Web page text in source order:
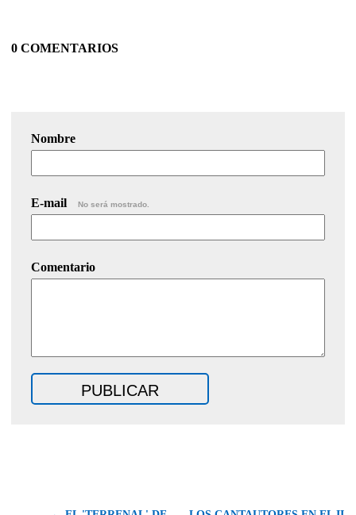
0 COMENTARIOS
Nombre
E-mail No será mostrado.
Comentario